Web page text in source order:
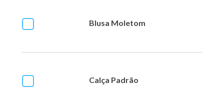
Blusa Moletom
Calça Padrão